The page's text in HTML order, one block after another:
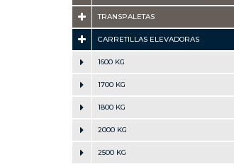
TRANSPALETAS
CARRETILLAS ELEVADORAS
1600 KG
1700 KG
1800 KG
2000 KG
2500 KG